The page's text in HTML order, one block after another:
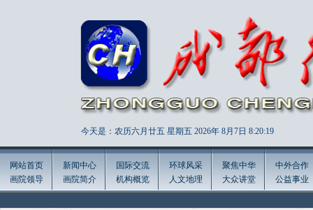
今天是：农历六月廿五 星期五 2026年 8月7日 8:20:21
网站首页
画院领导
新闻中心
画院简介
国际交流
机构概览
环球风采
人文地理
聚焦中华
大众讲堂
中外合作
公益事业